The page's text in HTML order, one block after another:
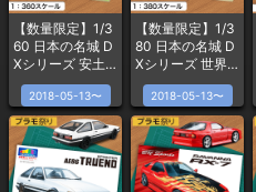
【数量限定】1/3
60 日本の名城 D
Xシリーズ 安土
城 DX6
2018-05-13〜
【数量限定】1/3
80 日本の名城 D
Xシリーズ 世界
文化遺産 国宝 姫
路城2018-05-13〜